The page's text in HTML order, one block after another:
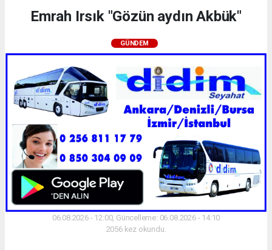
Emrah Irsık "Gözün aydın Akbük"
GÜNDEM
06.08.2026 - 12:00, Güncelleme: 06.08.2026 - 14:10
2056 kez okundu.